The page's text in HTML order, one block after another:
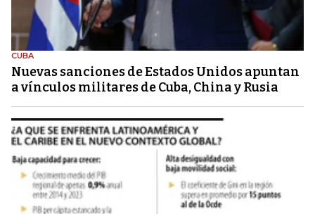
CUBA
Nuevas sanciones de Estados Unidos apuntan
a vínculos militares de Cuba, China y Rusia